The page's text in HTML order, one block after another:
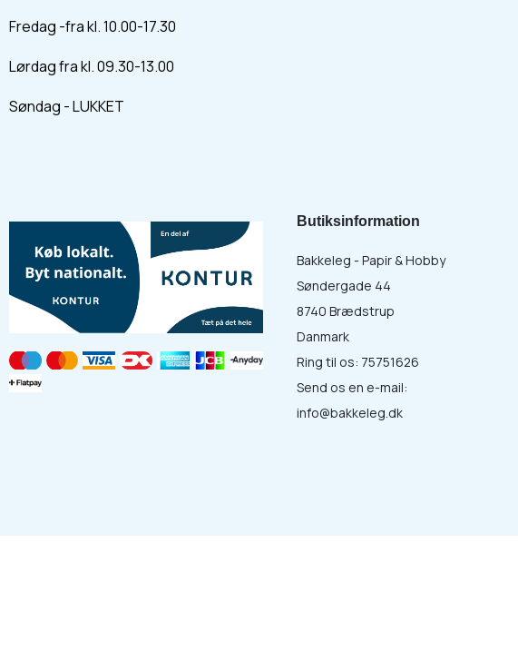
Fredag -fra kl. 10.00-17.30
Lørdag fra kl. 09.30-13.00
Søndag - LUKKET
Butiksinformation
Bakkeleg - Papir & Hobby
Søndergade 44
8740 Brædstrup
Danmark
Ring til os: 75751626
Send os en e-mail:
info@bakkeleg.dk